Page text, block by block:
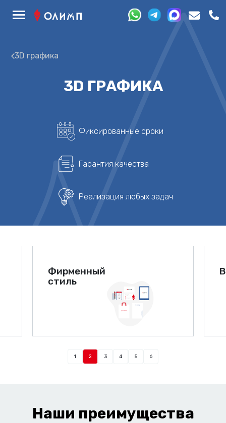
3D графика
3D ГРАФИКА
Фиксированные сроки
Гарантия качества
Реализация любых задач
Фирменный
стиль
1 2 3 4 5 6
Наши преимущества